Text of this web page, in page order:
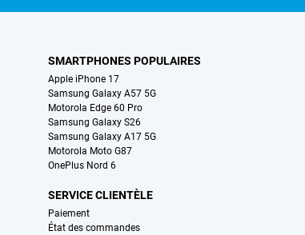
SMARTPHONES POPULAIRES
Apple iPhone 17
Samsung Galaxy A57 5G
Motorola Edge 60 Pro
Samsung Galaxy S26
Samsung Galaxy A17 5G
Motorola Moto G87
OnePlus Nord 6
SERVICE CLIENTÈLE
Paiement
État des commandes